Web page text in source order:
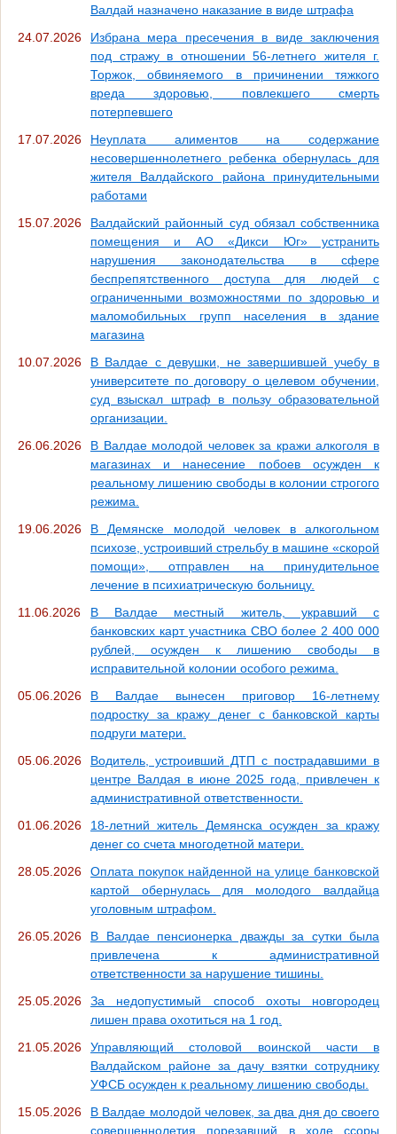
Валдай назначено наказание в виде штрафа
24.07.2026
Избрана мера пресечения в виде заключения
под стражу в отношении 56-летнего жителя г.
Торжок, обвиняемого в причинении тяжкого
вреда здоровью, повлекшего смерть
потерпевшего
17.07.2026
Неуплата алиментов на содержание
несовершеннолетнего ребенка обернулась для
жителя Валдайского района принудительными
работами
15.07.2026
Валдайский районный суд обязал собственника
помещения и АО «Дикси Юг» устранить
нарушения законодательства в сфере
беспрепятственного доступа для людей с
ограниченными возможностями по здоровью и
маломобильных групп населения в здание
магазина
10.07.2026
В Валдае с девушки, не завершившей учебу в
университете по договору о целевом обучении,
суд взыскал штраф в пользу образовательной
организации.
26.06.2026
В Валдае молодой человек за кражи алкоголя в
магазинах и нанесение побоев осужден к
реальному лишению свободы в колонии строгого
режима.
19.06.2026
В Демянске молодой человек в алкогольном
психозе, устроивший стрельбу в машине «скорой
помощи», отправлен на принудительное
лечение в психиатрическую больницу.
11.06.2026
В Валдае местный житель, укравший с
банковских карт участника СВО более 2 400 000
рублей, осужден к лишению свободы в
исправительной колонии особого режима.
05.06.2026
В Валдае вынесен приговор 16-летнему
подростку за кражу денег с банковской карты
подруги матери.
05.06.2026
Водитель, устроивший ДТП с пострадавшими в
центре Валдая в июне 2025 года, привлечен к
административной ответственности.
01.06.2026
18-летний житель Демянска осужден за кражу
денег со счета многодетной матери.
28.05.2026
Оплата покупок найденной на улице банковской
картой обернулась для молодого валдайца
уголовным штрафом.
26.05.2026
В Валдае пенсионерка дважды за сутки была
привлечена к административной
ответственности за нарушение тишины.
25.05.2026
За недопустимый способ охоты новгородец
лишен права охотиться на 1 год.
21.05.2026
Управляющий столовой воинской части в
Валдайском районе за дачу взятки сотруднику
УФСБ осужден к реальному лишению свободы.
15.05.2026
В Валдае молодой человек, за два дня до своего
совершеннолетия порезавший в ходе ссоры